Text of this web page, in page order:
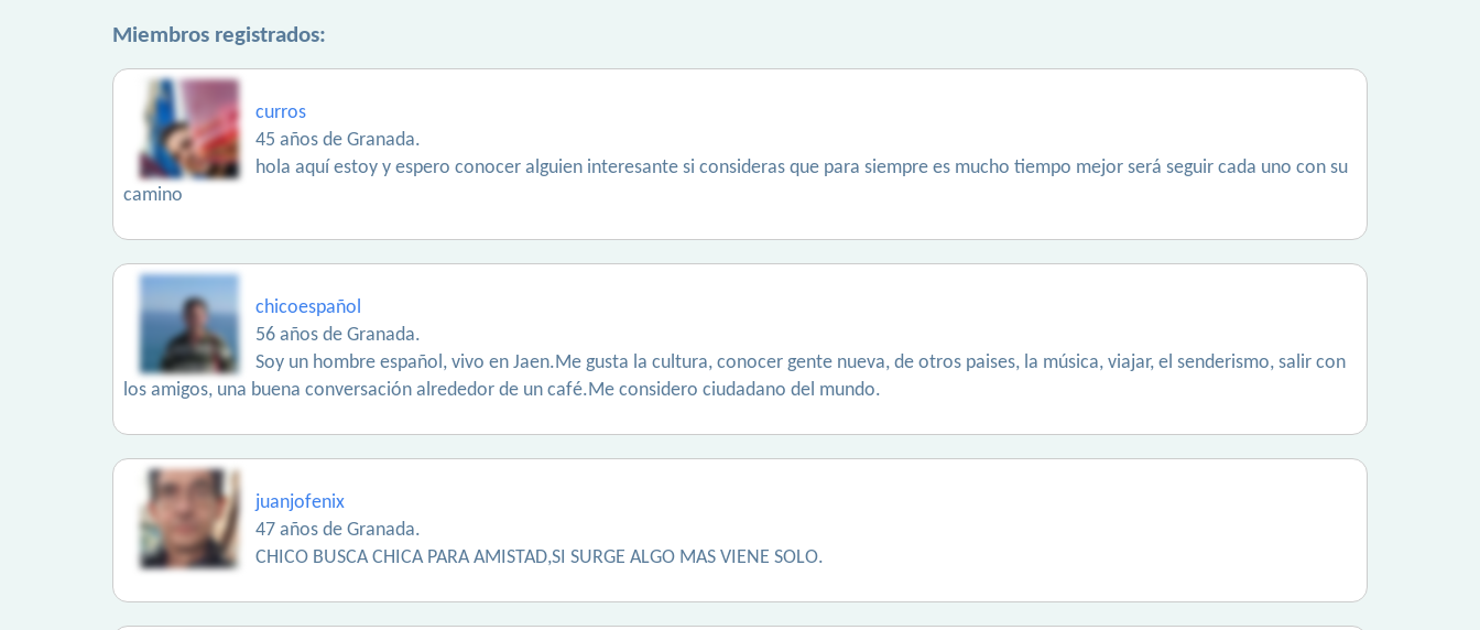
Miembros registrados:
curros
45 años de Granada.
hola aquí estoy y espero conocer alguien interesante si consideras que para siempre es mucho tiempo mejor será seguir cada uno con su
camino
chicoespañol
56 años de Granada.
Soy un hombre español, vivo en Jaen.Me gusta la cultura, conocer gente nueva, de otros paises, la música, viajar, el senderismo, salir con
los amigos, una buena conversación alrededor de un café.Me considero ciudadano del mundo.
juanjofenix
47 años de Granada.
CHICO BUSCA CHICA PARA AMISTAD,SI SURGE ALGO MAS VIENE SOLO.